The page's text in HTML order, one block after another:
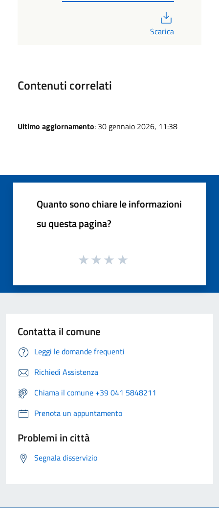
Scarica
Contenuti correlati
Ultimo aggiornamento: 30 gennaio 2026, 11:38
Quanto sono chiare le informazioni
su questa pagina?
Contatta il comune
Leggi le domande frequenti
Richiedi Assistenza
Chiama il comune +39 041 5848211
Prenota un appuntamento
Problemi in città
Segnala disservizio